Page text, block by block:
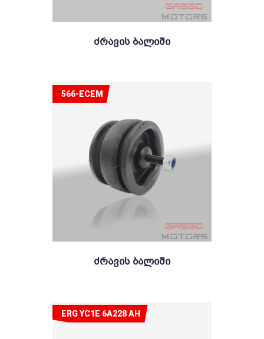
Ძრავის Ბალიში
Ძრავის Ბალიში
566-ECEM
ERG YC1E 6A228 AH